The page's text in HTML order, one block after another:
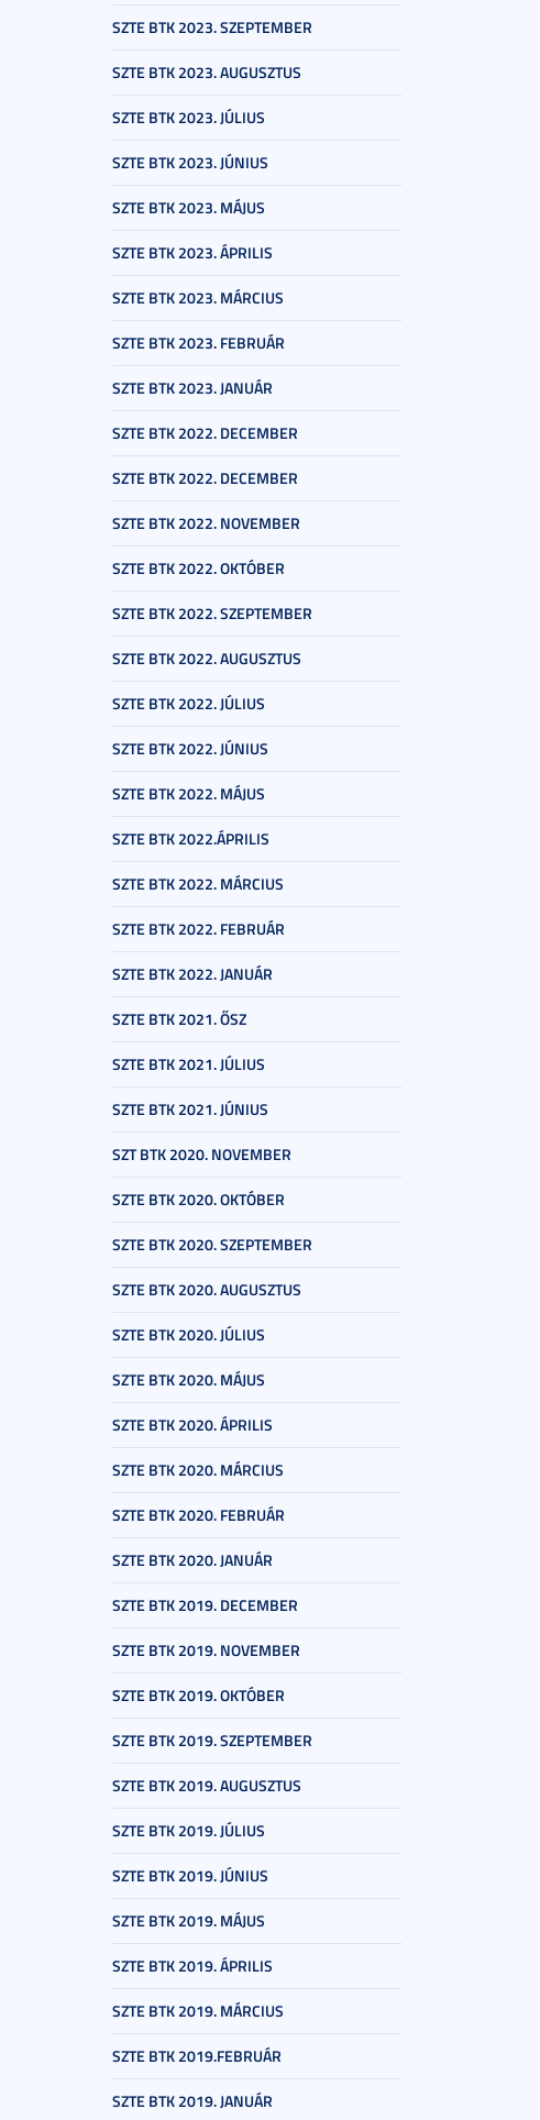
SZTE BTK 2023. SZEPTEMBER
SZTE BTK 2023. AUGUSZTUS
SZTE BTK 2023. JÚLIUS
SZTE BTK 2023. JÚNIUS
SZTE BTK 2023. MÁJUS
SZTE BTK 2023. ÁPRILIS
SZTE BTK 2023. MÁRCIUS
SZTE BTK 2023. FEBRUÁR
SZTE BTK 2023. JANUÁR
SZTE BTK 2022. DECEMBER
SZTE BTK 2022. DECEMBER
SZTE BTK 2022. NOVEMBER
SZTE BTK 2022. OKTÓBER
SZTE BTK 2022. SZEPTEMBER
SZTE BTK 2022. AUGUSZTUS
SZTE BTK 2022. JÚLIUS
SZTE BTK 2022. JÚNIUS
SZTE BTK 2022. MÁJUS
SZTE BTK 2022.ÁPRILIS
SZTE BTK 2022. MÁRCIUS
SZTE BTK 2022. FEBRUÁR
SZTE BTK 2022. JANUÁR
SZTE BTK 2021. ŐSZ
SZTE BTK 2021. JÚLIUS
SZTE BTK 2021. JÚNIUS
SZT BTK 2020. NOVEMBER
SZTE BTK 2020. OKTÓBER
SZTE BTK 2020. SZEPTEMBER
SZTE BTK 2020. AUGUSZTUS
SZTE BTK 2020. JÚLIUS
SZTE BTK 2020. MÁJUS
SZTE BTK 2020. ÁPRILIS
SZTE BTK 2020. MÁRCIUS
SZTE BTK 2020. FEBRUÁR
SZTE BTK 2020. JANUÁR
SZTE BTK 2019. DECEMBER
SZTE BTK 2019. NOVEMBER
SZTE BTK 2019. OKTÓBER
SZTE BTK 2019. SZEPTEMBER
SZTE BTK 2019. AUGUSZTUS
SZTE BTK 2019. JÚLIUS
SZTE BTK 2019. JÚNIUS
SZTE BTK 2019. MÁJUS
SZTE BTK 2019. ÁPRILIS
SZTE BTK 2019. MÁRCIUS
SZTE BTK 2019.FEBRUÁR
SZTE BTK 2019. JANUÁR